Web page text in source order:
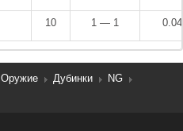
10 1 — 1
Оружие Дубинки
NG